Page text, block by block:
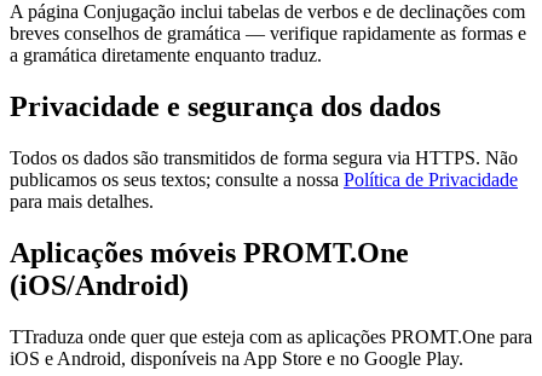
A página Conjugação inclui tabelas de verbos e de declinações com
breves conselhos de gramática — verifique rapidamente as formas e
a gramática diretamente enquanto traduz.
Privacidade e segurança dos dados
Todos os dados são transmitidos de forma segura via HTTPS. Não
publicamos os seus textos; consulte a nossa Política de Privacidade
para mais detalhes.
Aplicações móveis PROMT.One
(iOS/Android)
TTraduza onde quer que esteja com as aplicações PROMT.One para
iOS e Android, disponíveis na App Store e no Google Play.